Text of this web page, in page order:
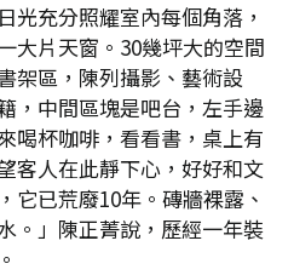
光充分照耀室內每個角落，
大片天窗。30幾坪大的空間
架區，陳列攝影、藝術設
，中間區塊是吧台，左手邊
喝杯咖啡，看看書，桌上有
客人在此靜下心，好好和文
它已荒廢10年。磚牆裸露、
。」陳正菁說，歷經一年裝